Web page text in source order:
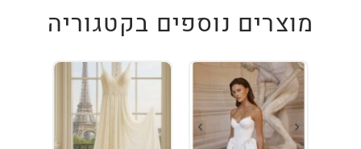
מוצרים נוספים בקטגוריה